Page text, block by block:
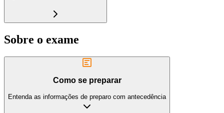
Sobre o exame
Como se preparar
Entenda as informações de preparo com antecedência